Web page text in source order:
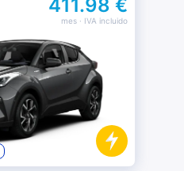
411.98 €
mes· IVA incluido